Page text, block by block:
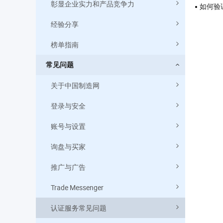
彰显企业实力和产品竞争力
经验分享
榜单指南
常见问题
关于中国制造网
登录与安全
账号与设置
询盘与买家
推广与广告
Trade Messenger
认证服务常见问题
如何验